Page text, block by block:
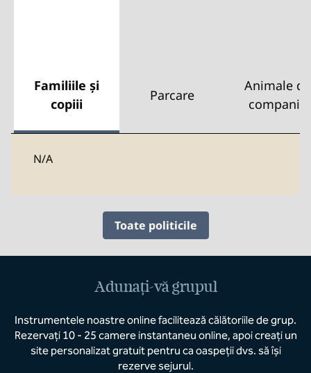
Familiile și
copiii
Parcare
Animale de
companie
N/A
Toate politicile
Adunați-vă grupul
Instrumentele noastre online facilitează călătoriile de grup.
Rezervați 10 - 25 camere instantaneu online, apoi creați un
site personalizat gratuit pentru ca oaspeții dvs. să își
rezerve sejurul.